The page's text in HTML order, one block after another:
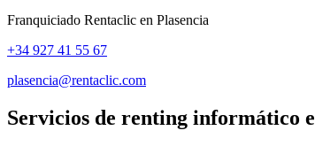
Franquiciado Rentaclic en Plasencia
+34 927 41 55 67
plasencia@rentaclic.com
Servicios de renting informático